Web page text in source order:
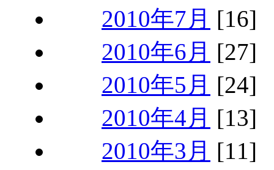
2010年7月 [16]
2010年6月 [27]
2010年5月 [24]
2010年4月 [13]
2010年3月 [11]